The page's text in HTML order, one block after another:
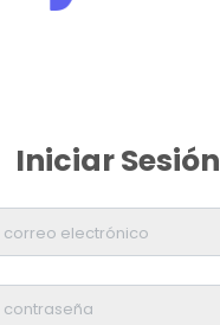
Iniciar Sesión